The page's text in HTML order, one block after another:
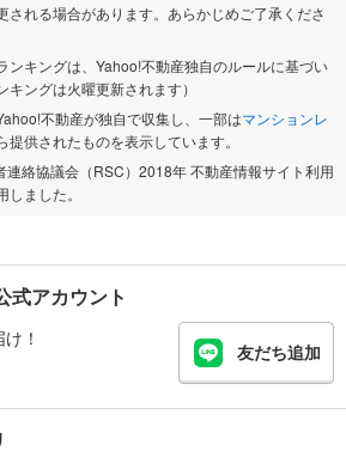
される場合があります。あらかじめご了承くださ
ンキングは、Yahoo!不動産独自のルールに基づい
ングは火曜更新されます）
不動産が独自で収集し、一部はマンションレ
提供されたものを表示しています。
連絡協議会（RSC）2018年 不動産情報サイト利用
ました。
式アカウント
！
友だち追加